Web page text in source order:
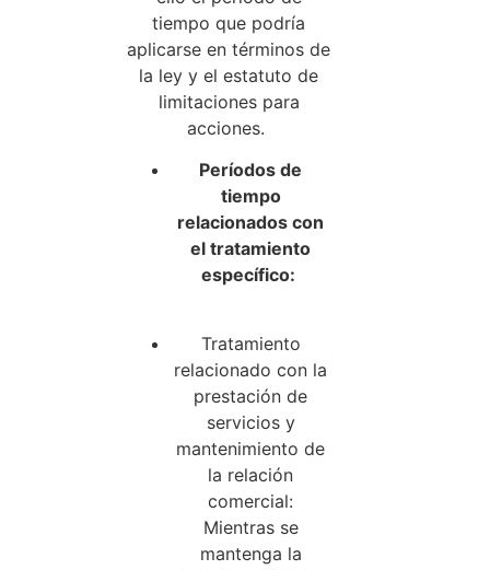
tiempo que podría
aplicarse en términos de
la ley y el estatuto de
limitaciones para
acciones.
Períodos de
tiempo
relacionados con
el tratamiento
específico:
Tratamiento
relacionado con la
prestación de
servicios y
mantenimiento de
la relación
comercial:
Mientras se
mantenga la